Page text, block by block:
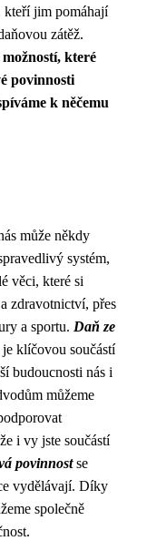
kteří jim pomáhají
zátěž.
které
povinnosti
k něčemu
může někdy
systém,
věci, které si
zdravotnictví, přes
a sportu. Daň ze
klíčovou součástí
budoucnosti nás i
můžeme
i vy jste součástí
povinnostse
vydělávají. Díky
společně